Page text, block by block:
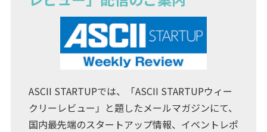
ASCII STARTUPでは、「ASCII STARTUPウィー
クリーレビュー」と題したメールマガジンにて、
国内最先端のスタートアップ情報、イベントレポ